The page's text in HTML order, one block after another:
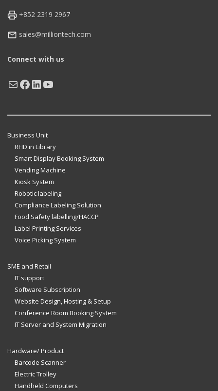
+852 2319 2967
sales@milliontech.com
Connect with us
MailFacebook
LinkedIn
YouTube
Business Unit
RFID in Library
Smart Display Booking System
Vending Machine
Kiosk System
Robotic labeling
Compliance Labeling Solution
Food Safety labelling/HACCP
Label Printing Services
Voice Picking System
SME and Retail
IT support
Software Subscription
Website Design, Hosting & Setup
Conference Room Booking System
IT Server and System Migration
Hardware/ Product
Barcode Scanner
Electric Trolley
Handheld Computers